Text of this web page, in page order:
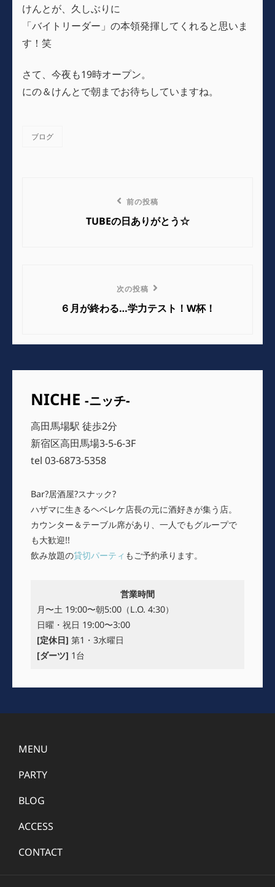
けんとが、久しぶりに
「バイトリーダー」の本領発揮してくれると思いま
す！笑
さて、今夜も19時オープン。
にの＆けんとで朝までお待ちしていますね。
ブログ
前の投稿
TUBEの日ありがとう☆
稿
次の投稿
６月が終わる…学力テスト！W杯！
NICHE -ニッチ-
高田馬場駅 徒歩2分
新宿区高田馬場3-5-6-3F
tel 03-6873-5358
Bar?居酒屋?スナック?
ハザマに生きるヘベレケ店長の元に酒好きが集う店。
カウンター＆テーブル席があり、一人でもグループで
も大歓迎!!
飲み放題の貸切パーティ もご予約承ります。
営業時間
月〜土 19:00〜朝5:00（L.O. 4:30）
日曜・祝日 19:00〜3:00
[定休日] 第1・3水曜日
[ダーツ] 1台
MENU
PARTY
BLOG
ACCESS
CONTACT